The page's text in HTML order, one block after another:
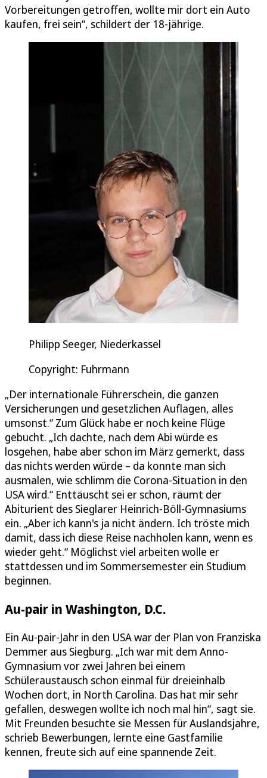
Vorbereitungen getroffen, wollte mir dort ein Auto
kaufen, frei sein“, schildert der 18-jährige.
Philipp Seeger, Niederkassel
Copyright: Fuhrmann
„Der internationale Führerschein, die ganzen
Versicherungen und gesetzlichen Auflagen, alles
umsonst.“ Zum Glück habe er noch keine Flüge
gebucht. „Ich dachte, nach dem Abi würde es
losgehen, habe aber schon im März gemerkt, dass
das nichts werden würde – da konnte man sich
ausmalen, wie schlimm die Corona-Situation in den
USA wird.“ Enttäuscht sei er schon, räumt der
Abiturient des Sieglarer Heinrich-Böll-Gymnasiums
ein. „Aber ich kann's ja nicht ändern. Ich tröste mich
damit, dass ich diese Reise nachholen kann, wenn es
wieder geht.“ Möglichst viel arbeiten wolle er
stattdessen und im Sommersemester ein Studium
beginnen.
Au-pair in Washington, D.C.
Ein Au-pair-Jahr in den USA war der Plan von Franziska
Demmer aus Siegburg. „Ich war mit dem Anno-
Gymnasium vor zwei Jahren bei einem
Schüleraustausch schon einmal für dreieinhalb
Wochen dort, in North Carolina. Das hat mir sehr
gefallen, deswegen wollte ich noch mal hin“, sagt sie.
Mit Freunden besuchte sie Messen für Auslandsjahre,
schrieb Bewerbungen, lernte eine Gastfamilie
kennen, freute sich auf eine spannende Zeit.